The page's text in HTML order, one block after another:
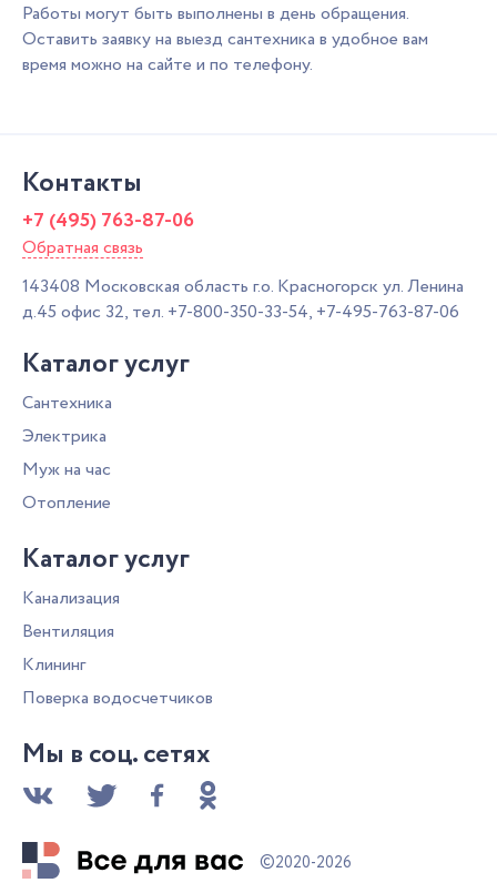
Работы могут быть выполнены в день обращения.
Оставить заявку на выезд сантехника в удобное вам
время можно на сайте и по телефону.
Контакты
+7 (495) 763-87-06
Обратная связь
143408 Московская область г.о. Красногорск ул. Ленина
д.45 офис 32, тел. +7-800-350-33-54, +7-495-763-87-06
Каталог услуг
Сантехника
Электрика
Муж на час
Отопление
Каталог услуг
Канализация
Вентиляция
Клининг
Поверка водосчетчиков
Мы в соц. сетях
©2020-2026